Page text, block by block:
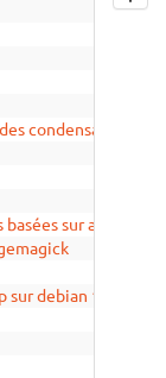
condensateurs
sur arduino
debian 10